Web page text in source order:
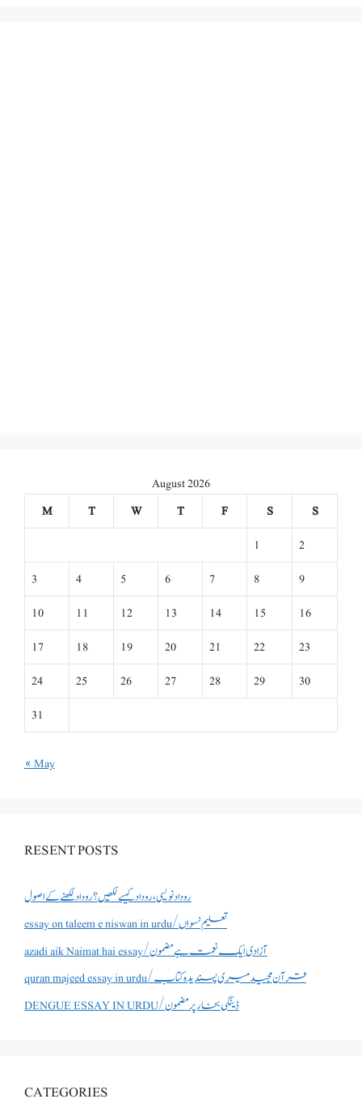
August 2026
M
T W T F S
S
1
2
3
4 5 6 7 8
9
10
11 12 13 14 15
16
17
18 19 20 21 22
23
24
25 26 27 28 29
30
31
« May
RESENT POSTS
روداد نویسی ،روداد کیسے لکھیں؟ روداد لکھنے کے اصول
essay on taleem e niswan in urdu/تعلیم نسواں
azadi aik Naimat hai essay/آزادی ایک نعمت ہے مضمون
quran majeed essay in urdu/قرآن مجید میری پسندیدہ کتاب
DENGUE ESSAY IN URDU/ڈینگی بخار پر مضمون
CATEGORIES